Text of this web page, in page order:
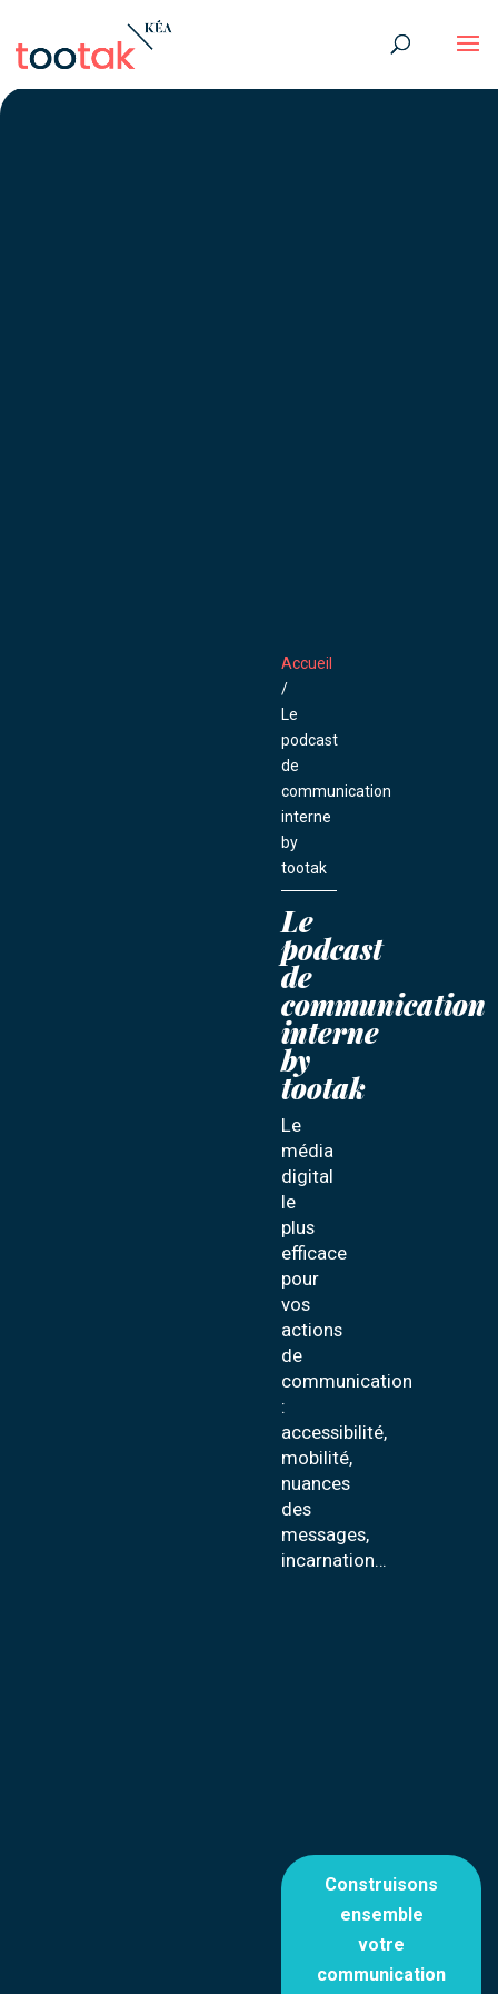
Accueil
/
Le
podcast
de
communication
interne
by
tootak
Le
podcast
de
communication
interne
by
tootak
Le
média
digital
le
plus
efficace
pour
vos
actions
de
communication
:
accessibilité,
mobilité,
nuances
des
messages,
incarnation…
Construisons
ensemble
votre
communication